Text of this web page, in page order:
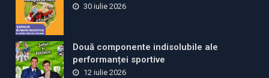
30 iulie 2026
Două componente indisolubile ale
performanței sportive
12 iulie 2026